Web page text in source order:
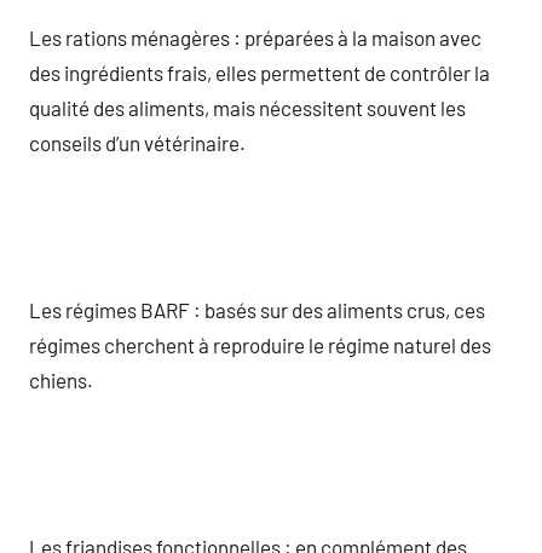
Les rations ménagères : préparées à la maison avec
des ingrédients frais, elles permettent de contrôler la
qualité des aliments, mais nécessitent souvent les
conseils d’un vétérinaire.
Les régimes BARF : basés sur des aliments crus, ces
régimes cherchent à reproduire le régime naturel des
chiens.
Les friandises fonctionnelles : en complément des